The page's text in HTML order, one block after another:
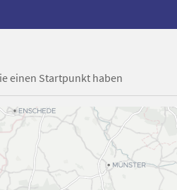
einen Startpunkt haben